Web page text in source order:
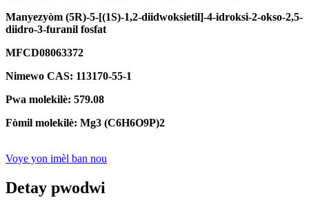
Manyezyòm (5R)-5-[(1S)-1,2-diidwoksietil]-4-idroksi-2-okso-2,5-
diidro-3-furanil fosfat
MFCD08063372
Nimewo CAS: 113170-55-1
Pwa molekilè: 579.08
Fòmil molekilè: Mg3 (C6H6O9P)2
Voye yon imèl ban nou
Detay pwodwi